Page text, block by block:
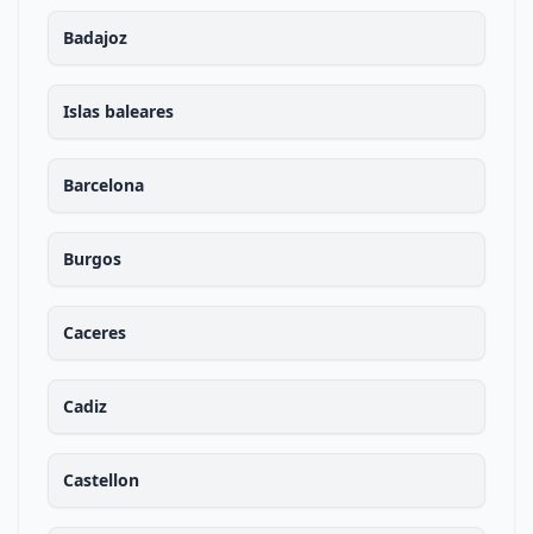
Badajoz
Islas baleares
Barcelona
Burgos
Caceres
Cadiz
Castellon